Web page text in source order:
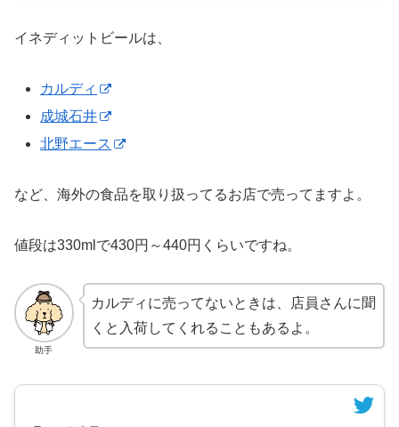
イネディットビールは、
カルディ
成城石井
北野エース
など、海外の食品を取り扱ってるお店で売ってますよ。
値段は330mlで430円～440円くらいですね。
助手
カルディに売ってないときは、店員さんに聞
くと入荷してくれることもあるよ。